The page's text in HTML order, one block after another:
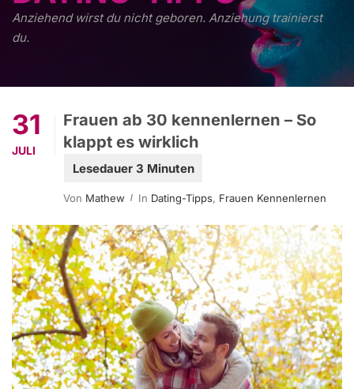
Anziehend wirst du nicht geboren. Anziehung trainierst
du.
31
JULI
Frauen ab 30 kennenlernen – So
klappt es wirklich
Von Mathew In Dating-Tipps, Frauen Kennenlernen